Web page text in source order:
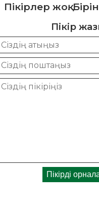
Пікірлер жоқ.
Пікір